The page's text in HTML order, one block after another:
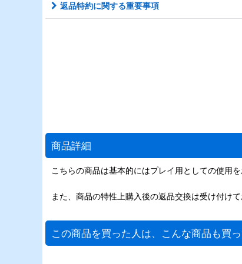
返品特約に関する重要事項
商品詳細
こちらの商品は基本的にはプレイ用としての使用
また、商品の特性上購入後の返品交換は受け付け
この商品を買った人は、こんな商品も買